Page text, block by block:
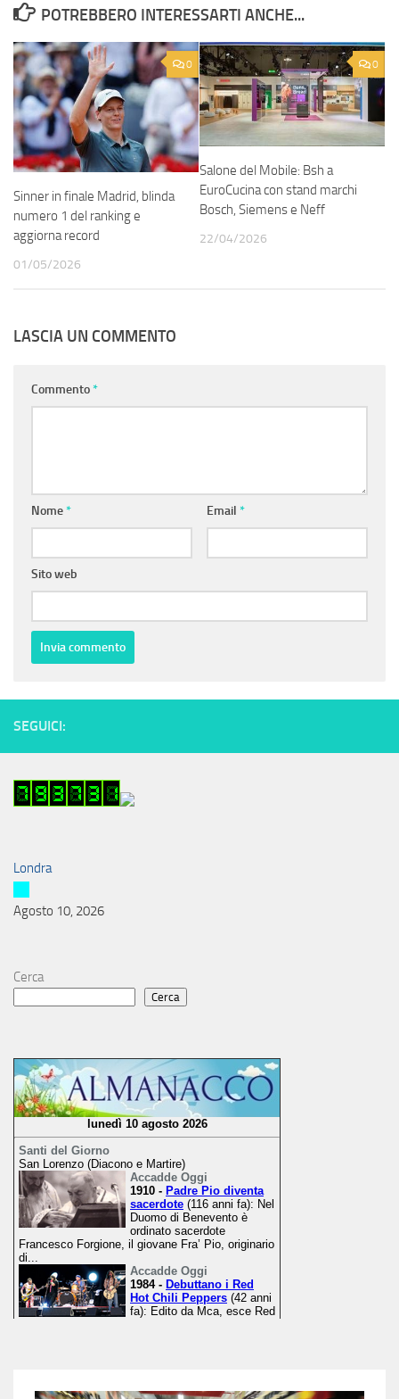
POTREBBERO INTERESSARTI ANCHE...
0
Sinner in finale Madrid, blinda
numero 1 del ranking e
aggiorna record
01/05/2026
0
Salone del Mobile: Bsh a
EuroCucina con stand marchi
Bosch, Siemens e Neff
22/04/2026
LASCIA UN COMMENTO
Commento*
Nome* Email *
Sito web
SEGUICI:
Londra
Agosto 10, 2026
Cerca
Cerca